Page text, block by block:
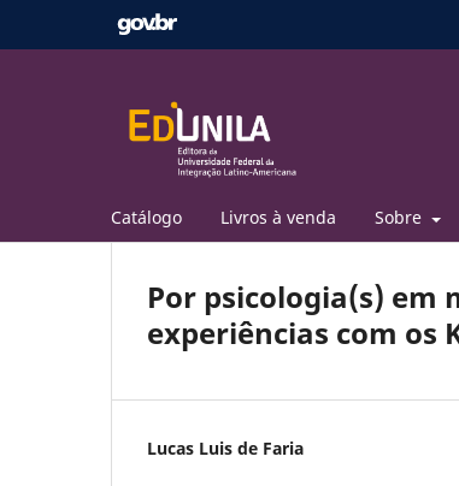
Catálogo Livros à venda Sobre
Por psicologia(s) em
experiências com os
Lucas Luis de Faria